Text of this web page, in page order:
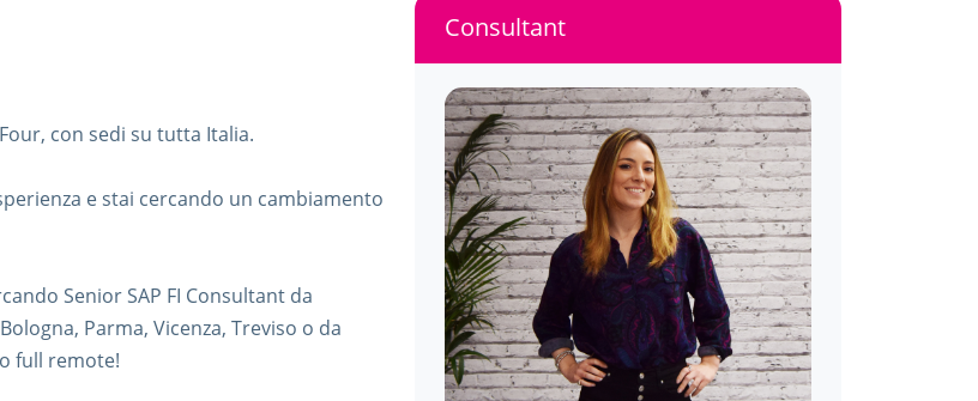
con sedi su tutta Italia.
e stai cercando un cambiamento
Senior SAP FI Consultant da
Parma, Vicenza, Treviso o da
full remote!
Consultant